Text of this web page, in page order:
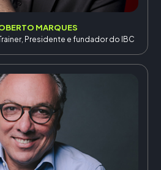
MARQUES
Presidente e fundador do IBC